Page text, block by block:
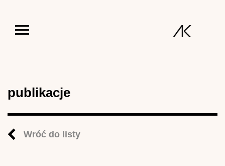
publikacje
Wróć do listy